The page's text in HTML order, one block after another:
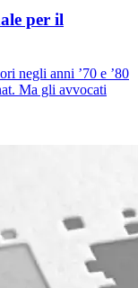
per il
negli anni ’70 e ’80
Ma gli avvocati